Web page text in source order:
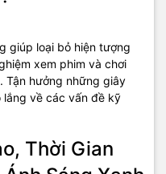
giúp loại bỏ hiện tượng
xem phim và chơi
Tận hưởng những giây
lắng về các vấn đề kỹ
Thời Gian